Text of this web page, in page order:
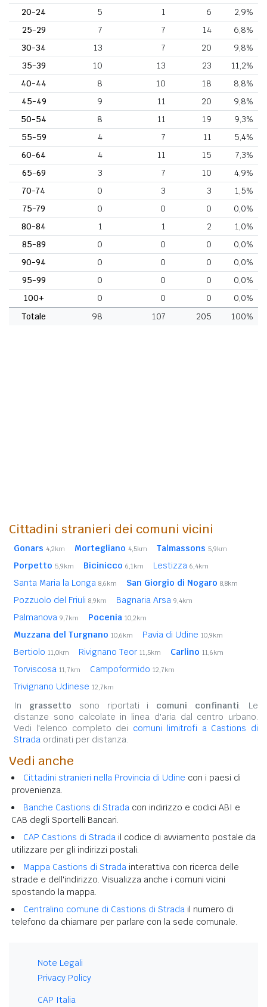
20-24
5 1 6
2,9%
25-29
7 7 14
6,8%
30-34
13 7 20
9,8%
35-39
10 13 23
11,2%
40-44
8 10 18
8,8%
45-49
9 11 20
9,8%
50-54
8 11 19
9,3%
55-59
4 7 11
5,4%
60-64
4 11 15
7,3%
65-69
3 7 10
4,9%
70-74
0 3 3
1,5%
75-79
0 0 0
0,0%
80-84
1 1 2
1,0%
85-89
0 0 0
0,0%
90-94
0 0 0
0,0%
95-99
0 0 0
0,0%
100+
0 0 0
0,0%
Totale
98 107 205 100%
Cittadini stranieri dei comuni vicini
Gonars 4,2km Mortegliano 4,5km Talmassons 5,9km
Porpetto 5,9km Bicinicco 6,1km Lestizza 6,4km
Santa Maria la Longa 8,6km San Giorgio di Nogaro 8,8km
Pozzuolo del Friuli 8,9km Bagnaria Arsa 9,4km
Palmanova 9,7km Pocenia 10,2km
Muzzana del Turgnano 10,6km Pavia di Udine 10,9km
Bertiolo 11,0km Rivignano Teor 11,5km Carlino 11,6km
Torviscosa 11,7km Campoformido 12,7km
Trivignano Udinese 12,7km
In grassetto sono riportati i comuni confinanti. Le
distanze sono calcolate in linea d'aria dal centro urbano.
Vedi l'elenco completo dei comuni limitrofi a Castions di
Strada ordinati per distanza.
Vedi anche
Cittadini stranieri nella Provincia di Udine con i paesi di
provenienza.
Banche Castions di Strada con indirizzo e codici ABI e
CAB degli Sportelli Bancari.
CAP Castions di Strada il codice di avviamento postale da
utilizzare per gli indirizzi postali.
Mappa Castions di Strada interattiva con ricerca delle
strade e dell'indirizzo. Visualizza anche i comuni vicini
spostando la mappa.
Centralino comune di Castions di Strada il numero di
telefono da chiamare per parlare con la sede comunale.
Note Legali
Privacy Policy
CAP Italia